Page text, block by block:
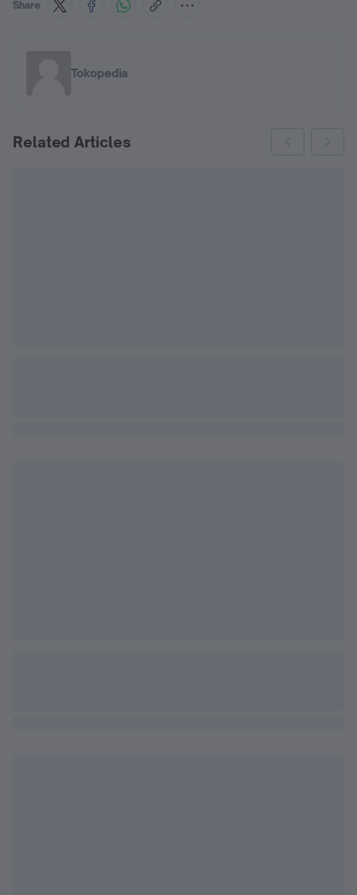
Share
Tokopedia
Related Articles